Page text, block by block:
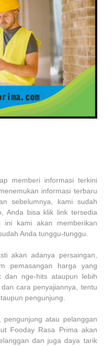
memberi informasi terkini
informasi terbaru
sebelumnya, kami sudah
Anda bisa klik link tersedia
ini kami akan memberikan
Anda tunggu-tunggu.
akan adanya persaingan,
pemasangan harga yang
dan nge-hits ataupun lebih
cara penyajiannya, tentu
pengunjung.
atau pelanggan
Fooday Rasa Prima akan
dan juga daya tarik